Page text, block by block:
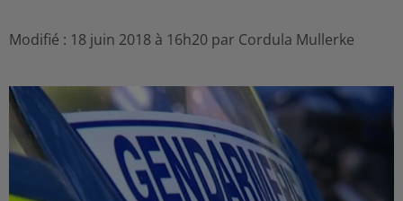
Modifié : 18 juin 2018 à 16h20 par Cordula Mullerke